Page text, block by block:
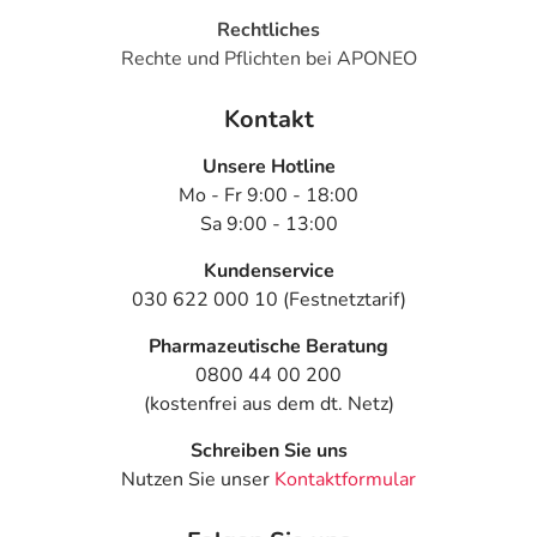
HYLO-VISION® SafeDrop® Plus kann auch während des
Tragens von Kontaktlinsen getropft werden.
vermeiden, sollte dieselbe Flasche HYLO-VISION®
SafeDrop® Plus nicht von mehreren Personen verwendet
Wenn Sie nach ärztlicher Anweisung Arzneimittel am
Auge anwenden, sollte zwischen der Anwendung des
Arzneimittels und HYLO-VISION® SafeDrop® Plus ein
zeitlicher Abstand von ca. 30 Minuten bestehen. HYLO-
VISION® SafeDrop® Plus sollte nach den anderen
Produkten appliziert werden.
HYLO-VISION® SafeDrop® Plus Augentropfen sind zur
Anwendung bei Erwachsenen und Jugendlichen
Kleinkinder sowie schwangere und stillende Frauen
Rechtliches
Rechte und Pflichten bei APONEO
Kontakt
Unsere Hotline
Mo - Fr 9:00 - 18:00
Sa 9:00 - 13:00
Kundenservice
030 622 000 10 (Festnetztarif)
Pharmazeutische Beratung
0800 44 00 200
(kostenfrei aus dem dt. Netz)
Schreiben Sie uns
Nutzen Sie unser Kontaktformular